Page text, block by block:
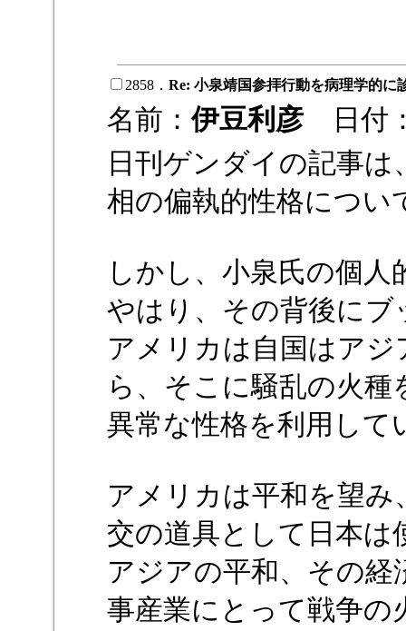
2858． Re: 小泉靖国参拝行動を病理学的に
名前：伊豆利彦日付：
日刊ゲンダイの記事
相の偏執的性格につい
しかし、小泉氏の個
やはり、その背後に
アメリカは自国はア
ら、そこに騒乱の火
異常な性格を利用して
アメリカは平和を望
交の道具として日本は
アジアの平和、その経
事産業にとって戦争